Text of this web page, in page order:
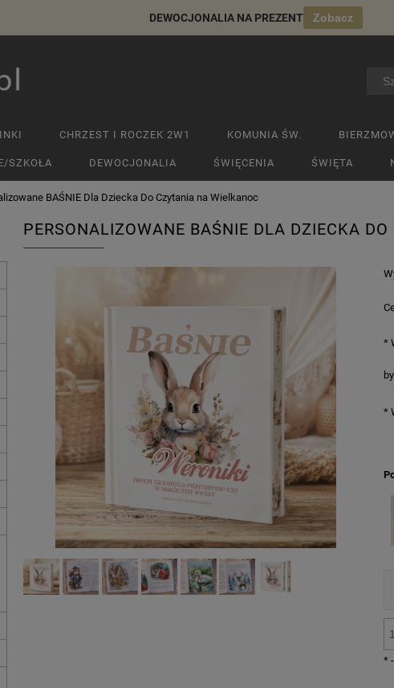
DEWOCJONALIA NA PREZENT Zobacz
CHRZEST I ROCZEK 2W1 KOMUNIA ŚW.
SZKOŁA DEWOCJONALIA ŚWIĘCENIA ŚWIĘTA
BAŚNIE Dla Dziecka Do Czytania na Wielkanoc
PERSONALIZOWANE BAŚNIE DLA DZIECKA
*
*
*